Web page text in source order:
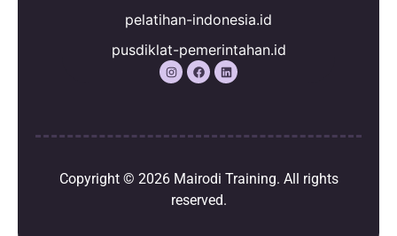
pelatihan-indonesia.id
pusdiklat-pemerintahan.id
Copyright © 2026 Mairodi Training. All rights
reserved.